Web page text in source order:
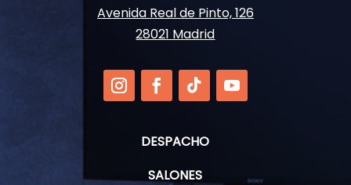
Avenida Real de Pinto, 126
28021 Madrid
DESPACHO
SALONES